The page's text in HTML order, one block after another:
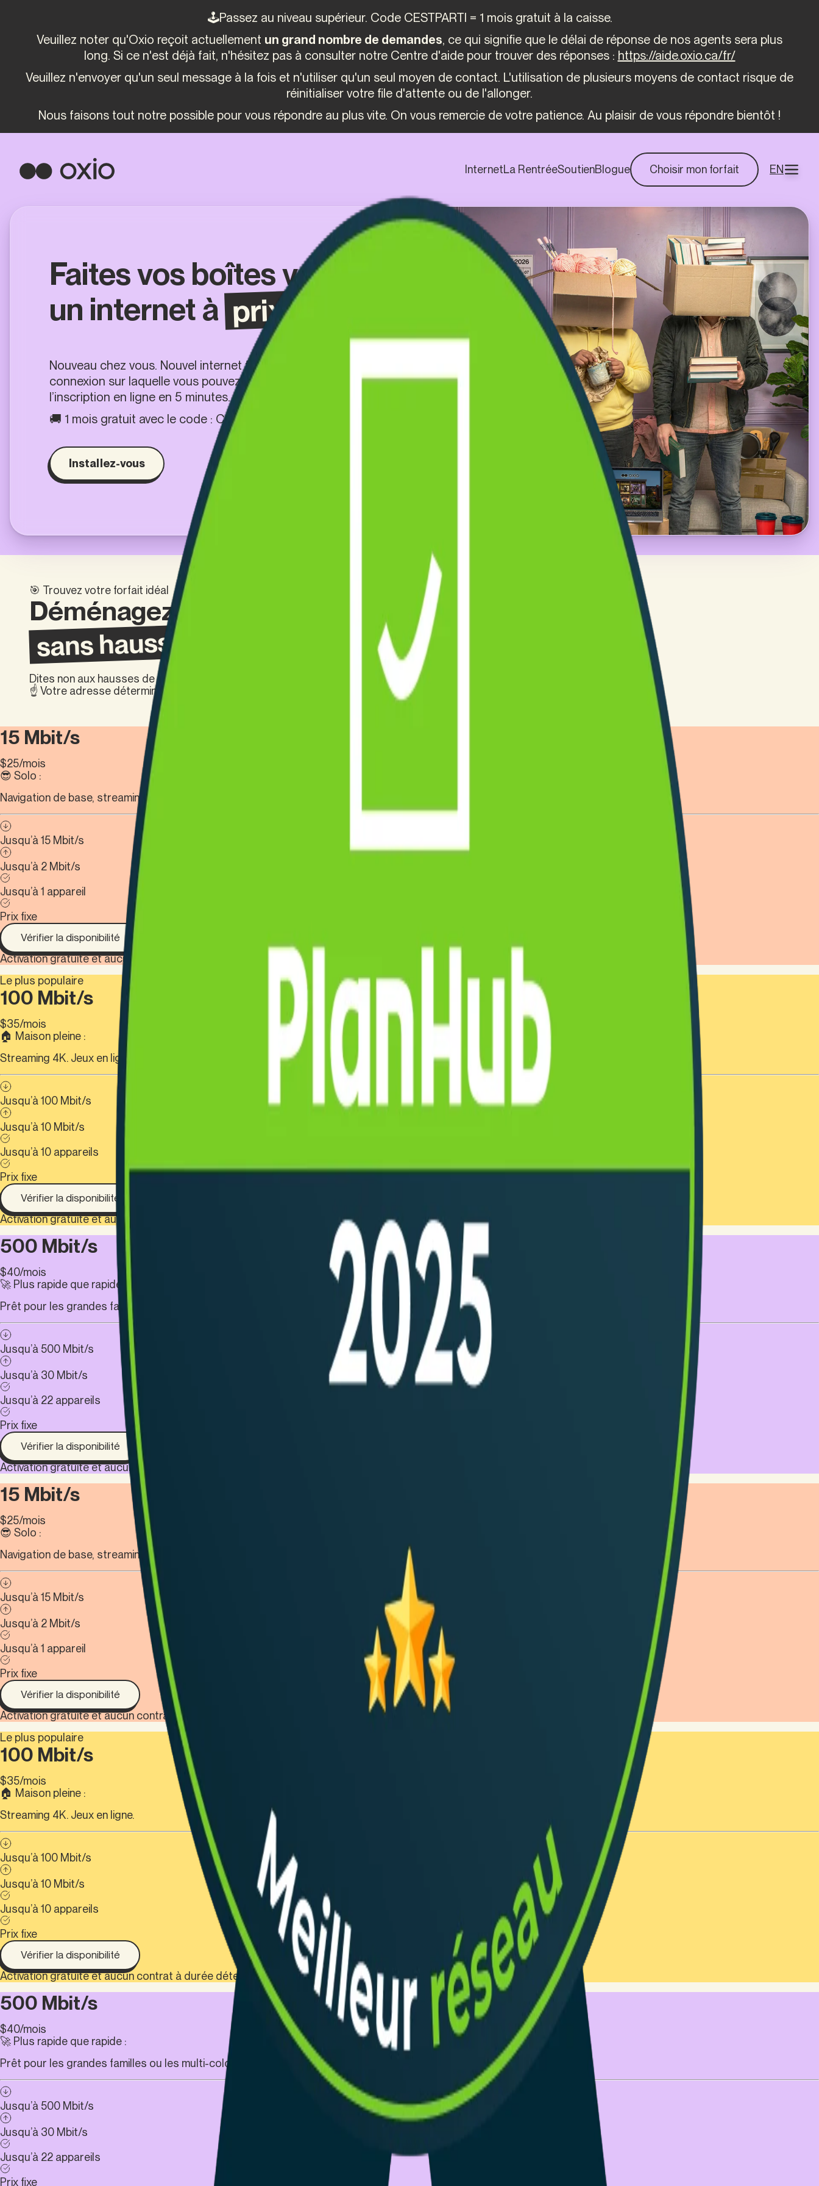
🕹️Passez au niveau supérieur. Code CESTPARTI = 1 mois gratuit à la caisse.
Veuillez noter qu'Oxio reçoit actuellement un grand nombre de demandes, ce qui signifie que le délai de réponse de nos agents sera plus
long. Si ce n'est déjà fait, n'hésitez pas à consulter notre Centre d'aide pour trouver des réponses : https://aide.oxio.ca/fr/
Veuillez n'envoyer qu'un seul message à la fois et n'utiliser qu'un seul moyen de contact. L'utilisation de plusieurs moyens de contact risque de
réinitialiser votre file d'attente ou de l'allonger.
Nous faisons tout notre possible pour vous répondre au plus vite. On vous remercie de votre patience. Au plaisir de vous répondre bientôt !
InternetLa RentréeSoutienBlogue Choisir mon forfait EN
Faites vos boîtes vers
un internet à prix fixe.
Nouveau chez vous. Nouvel internet fiable. Passez à une
connexion sur laquelle vous pouvez vraiment compter avec
l’inscription en ligne en 5 minutes.
🚚 1 mois gratuit avec le code : CARTON
Installez-vous
🎯 Trouvez votre forfait idéal
Déménagez sans tracas avec nos forfaits
sans hausse de prix.
Dites non aux hausses de prix. Profitez d'un prix fixe qui n'augmente pas et d'une garantie de 60 jours.
☝️ Votre adresse détermine le prix final !
15 Mbit/s
$25/mois
😎 Solo :
Navigation de base, streaming ou courriels.
Jusqu’à 15 Mbit/s
Jusqu’à 2 Mbit/s
Jusqu’à 1 appareil
Prix fixe
Vérifier la disponibilité
Activation gratuite et aucun contrat à durée déterminée.
Le plus populaire
100 Mbit/s
$35/mois
🏠 Maison pleine :
Streaming 4K. Jeux en ligne.
Jusqu’à 100 Mbit/s
Jusqu’à 10 Mbit/s
Jusqu’à 10 appareils
Prix fixe
Vérifier la disponibilité
Activation gratuite et aucun contrat à durée déterminée.
500 Mbit/s
$40/mois
🚀 Plus rapide que rapide :
Prêt pour les grandes familles ou les multi-colocs.
Jusqu’à 500 Mbit/s
Jusqu’à 30 Mbit/s
Jusqu’à 22 appareils
Prix fixe
Vérifier la disponibilité
Activation gratuite et aucun contrat à durée déterminée.
15 Mbit/s
$25/mois
😎 Solo :
Navigation de base, streaming ou courriels.
Jusqu’à 15 Mbit/s
Jusqu’à 2 Mbit/s
Jusqu’à 1 appareil
Prix fixe
Vérifier la disponibilité
Activation gratuite et aucun contrat à durée déterminée.
Le plus populaire
100 Mbit/s
$35/mois
🏠 Maison pleine :
Streaming 4K. Jeux en ligne.
Jusqu’à 100 Mbit/s
Jusqu’à 10 Mbit/s
Jusqu’à 10 appareils
Prix fixe
Vérifier la disponibilité
Activation gratuite et aucun contrat à durée déterminée.
500 Mbit/s
$40/mois
🚀 Plus rapide que rapide :
Prêt pour les grandes familles ou les multi-colocs.
Jusqu’à 500 Mbit/s
Jusqu’à 30 Mbit/s
Jusqu’à 22 appareils
Prix fixe